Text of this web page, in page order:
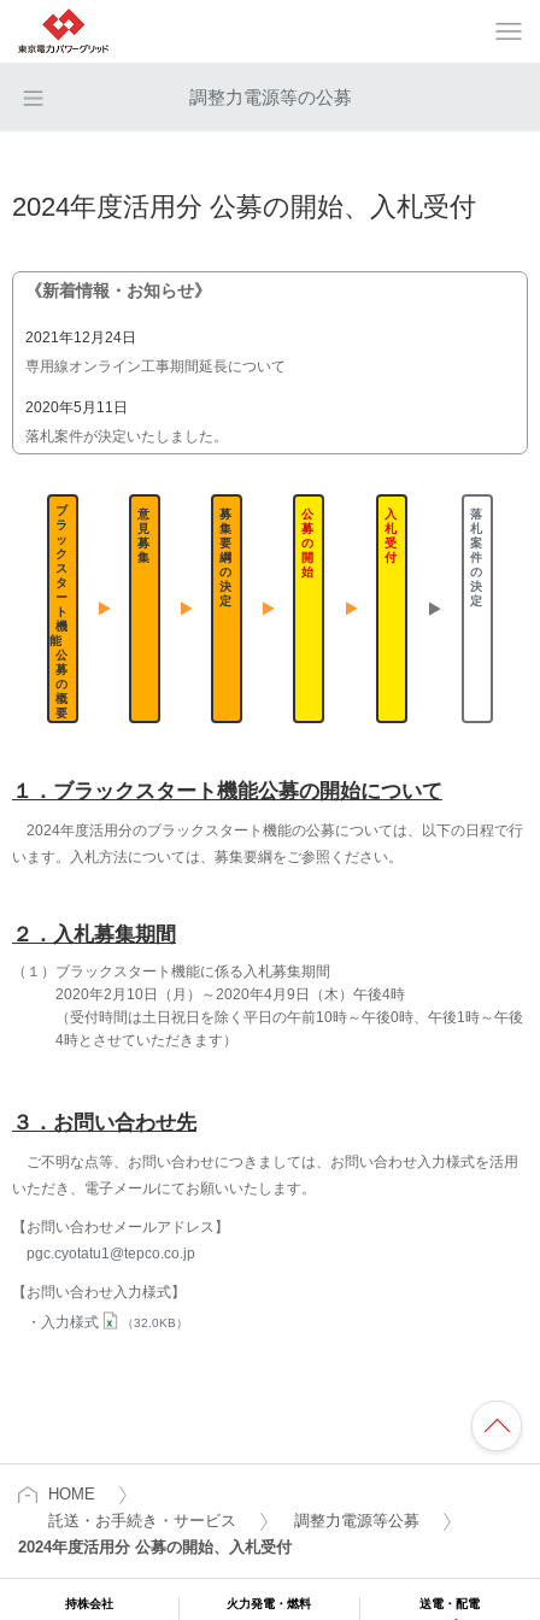
調整力電源等の公募
2024年度活用分 公募の開始、入札受付
《新着情報・お知らせ》
2021年12月24日
専用線オンライン工事期間延長について
2020年5月11日
落札案件が決定いたしました。
ブラックスタート機能の公募（2024年度向け）を開始いたしました。
2019年12月11日
ブラックスタート機能の公募（2024年度向け）の概要を公表いたしまし
ブ
ラ
ッ
ク
ス
タ
ー
ト
機
能
公
募
の
概
要
意
見
募
集
募
集
要
綱
の
決
定
公
募
の
開
始
入
札
受
付
落
札
案
件
の
決
定
１．ブラックスタート機能公募の開始について
2024年度活用分のブラックスタート機能の公募については、以下の日程で行
います。入札方法については、募集要綱をご参照ください。
２．入札募集期間
（１） ブラックスタート機能に係る入札募集期間
2020年2月10日（月）～2020年4月9日（木）午後4時
（受付時間は土日祝日を除く平日の午前10時～午後0時、午後1時～午後
4時とさせていただきます）
３．お問い合わせ先
ご不明な点等、お問い合わせにつきましては、お問い合わせ入力様式を活用
いただき、電子メールにてお願いいたします。
【お問い合わせメールアドレス】
pgc.cyotatu1@tepco.co.jp
【お問い合わせ入力様式】
入力様式
（32.0KB）
HOME
託送・お手続き・サービス
調整力電源等公募
2024年度活用分 公募の開始、入札受付
持株会社 火力発電・燃料 送電・配電